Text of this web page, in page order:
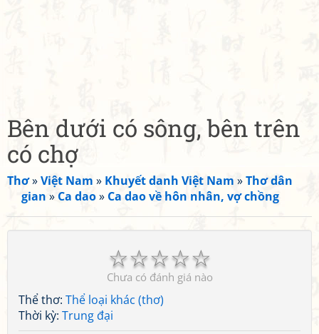
Bên dưới có sông, bên trên
có chợ
Thơ»Việt Nam » Khuyết danh Việt Nam »Thơ dân
gian » Ca dao» Ca dao về hôn nhân, vợ chồng
☆
☆
☆
☆
☆
Chưa có đánh giá nào
Thể thơ: Thể loại khác (thơ)
Thời kỳ: Trung đại